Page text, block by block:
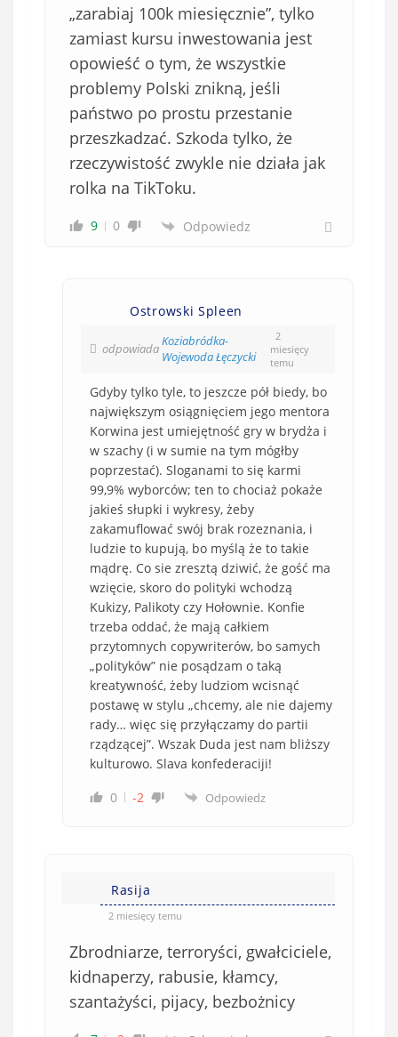
„zarabiaj 100k miesięcznie”, tylko
zamiast kursu inwestowania jest
opowieść o tym, że wszystkie
problemy Polski znikną, jeśli
państwo po prostu przestanie
przeszkadzać. Szkoda tylko, że
rzeczywistość zwykle nie działa jak
rolka na TikToku.
9 0 Odpowiedz
Ostrowski Spleen
odpowiadaKoziabródka-
Wojewoda Łęczycki
2
miesięcy
temu
Gdyby tylko tyle, to jeszcze pół biedy, bo
największym osiągnięciem jego mentora
Korwina jest umiejętność gry w brydża i
w szachy (i w sumie na tym mógłby
poprzestać). Sloganami to się karmi
99,9% wyborców; ten to chociaż pokaże
jakieś słupki i wykresy, żeby
zakamuflować swój brak rozeznania, i
ludzie to kupują, bo myślą że to takie
mądrę. Co sie zresztą dziwić, że gość ma
wzięcie, skoro do polityki wchodzą
Kukizy, Palikoty czy Hołownie. Konfie
trzeba oddać, że mają całkiem
przytomnych copywriterów, bo samych
„polityków” nie posądzam o taką
kreatywność, żeby ludziom wcisnąć
postawę w stylu „chcemy, ale nie dajemy
rady… więc się przyłączamy do partii
rządzącej”. Wszak Duda jest nam bliższy
kulturowo. Slava konfederaciji!
0
-2 Odpowiedz
Rasija
2 miesięcy temu
Zbrodniarze, terroryści, gwałciciele,
kidnaperzy, rabusie, kłamcy,
szantażyści, pijacy, bezbożnicy